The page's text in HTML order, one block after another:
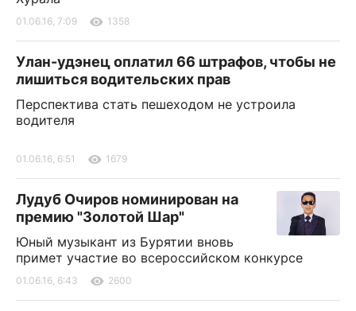
01.06.16, 7:09 1358
Улан-удэнец оплатил 66 штрафов, чтобы не
лишиться водительских прав
Перспектива стать пешеходом не устроила
водителя
01.06.16, 6:51 1679
Лудуб Очиров номинирован на
премию "Золотой Шар"
Юный музыкант из Бурятии вновь
примет участие во всероссийском конкурсе
01.06.16, 6:43 2600